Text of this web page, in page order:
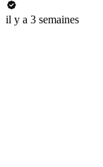
il y a 3 semaines